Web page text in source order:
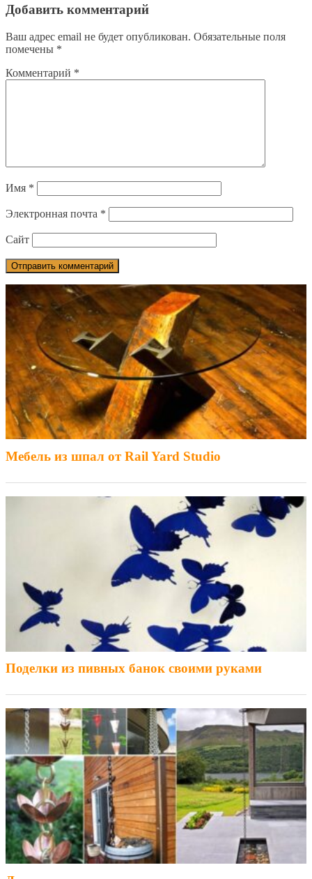
Добавить комментарий
Ваш адрес email не будет опубликован. Обязательные поля
помечены *
Комментарий *
Имя *
Электронная почта *
Сайт
Мебель из шпал от Rail Yard Studio
Поделки из пивных банок своими руками